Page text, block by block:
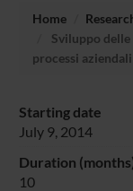
Home
Sviluppo
processi
Starting date
July 9, 2014
Duration
10